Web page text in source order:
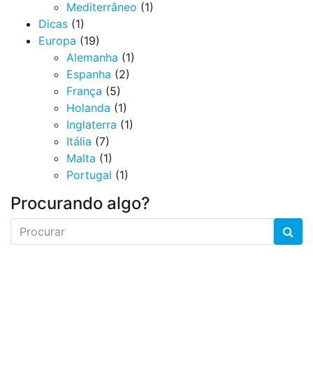
Mediterrâneo (1)
Dicas (1)
Europa (19)
Alemanha (1)
Espanha (2)
França (5)
Holanda (1)
Inglaterra (1)
Itália (7)
Malta (1)
Portugal (1)
Procurando algo?